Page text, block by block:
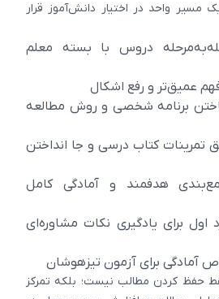
مسیر واحد در اختیار دانش‌آموز قرار
دروس با بسته معلم
عمیق‌تر و رفع اشکال
برنامه شخصی و روش مطالعه
کتاب درسی و جا انداختن
هدفمند و آمادگی کامل
اول برای یادگیری نکات مشاوره‌ای
برای آزمون تیزهوشان
حفظ کردن مطالب نیست؛ بلکه تمرکز